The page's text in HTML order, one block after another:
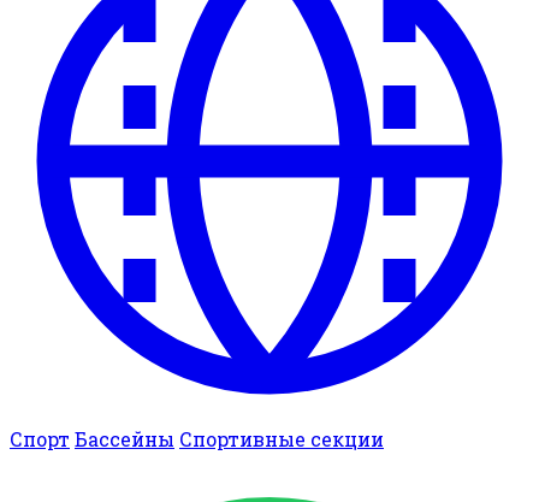
Спорт Бассейны Спортивные секции